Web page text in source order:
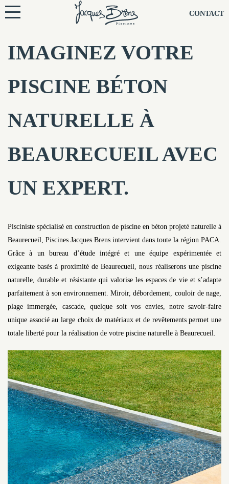
CONTACT
IMAGINEZ VOTRE
PISCINE BÉTON
NATURELLE À
BEAURECUEIL AVEC
UN EXPERT.
Pisciniste spécialisé en construction de piscine en béton projeté naturelle à
Beaurecueil, Piscines Jacques Brens intervient dans toute la région PACA.
Grâce à un bureau d’étude intégré et une équipe expérimentée et
exigeante basés à proximité de Beaurecueil, nous réaliserons une piscine
naturelle, durable et résistante qui valorise les espaces de vie et s’adapte
parfaitement à son environnement. Miroir, débordement, couloir de nage,
plage immergée, cascade, quelque soit vos envies, notre savoir-faire
unique associé au large choix de matériaux et de revêtements permet une
totale liberté pour la réalisation de votre piscine naturelle à Beaurecueil.
NOS PISCINES
NOTRE TECHNIQUE
NOS CONSEILS
NOS AGENCES
CONTACTEZ-NOUS